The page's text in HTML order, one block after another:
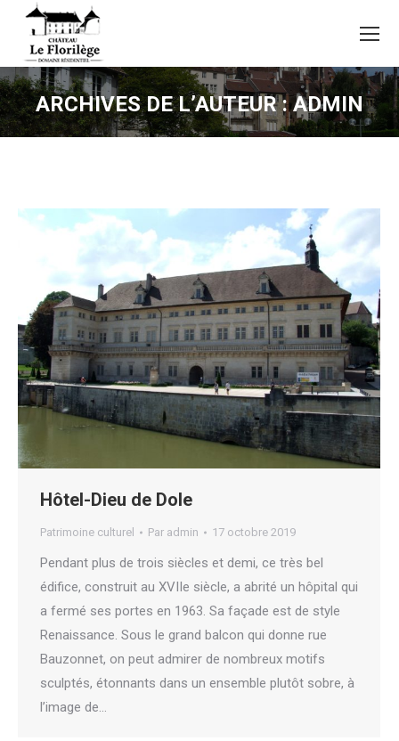
ARCHIVES DE L’AUTEUR :ADMIN
Hôtel-Dieu de Dole
Patrimoine culturel Par admin 17 octobre 2019
Pendant plus de trois siècles et demi, ce très bel
édifice, construit au XVIIe siècle, a abrité un hôpital qui
a fermé ses portes en 1963. Sa façade est de style
Renaissance. Sous le grand balcon qui donne rue
Bauzonnet, on peut admirer de nombreux motifs
sculptés, étonnants dans un ensemble plutôt sobre, à
l’image de…